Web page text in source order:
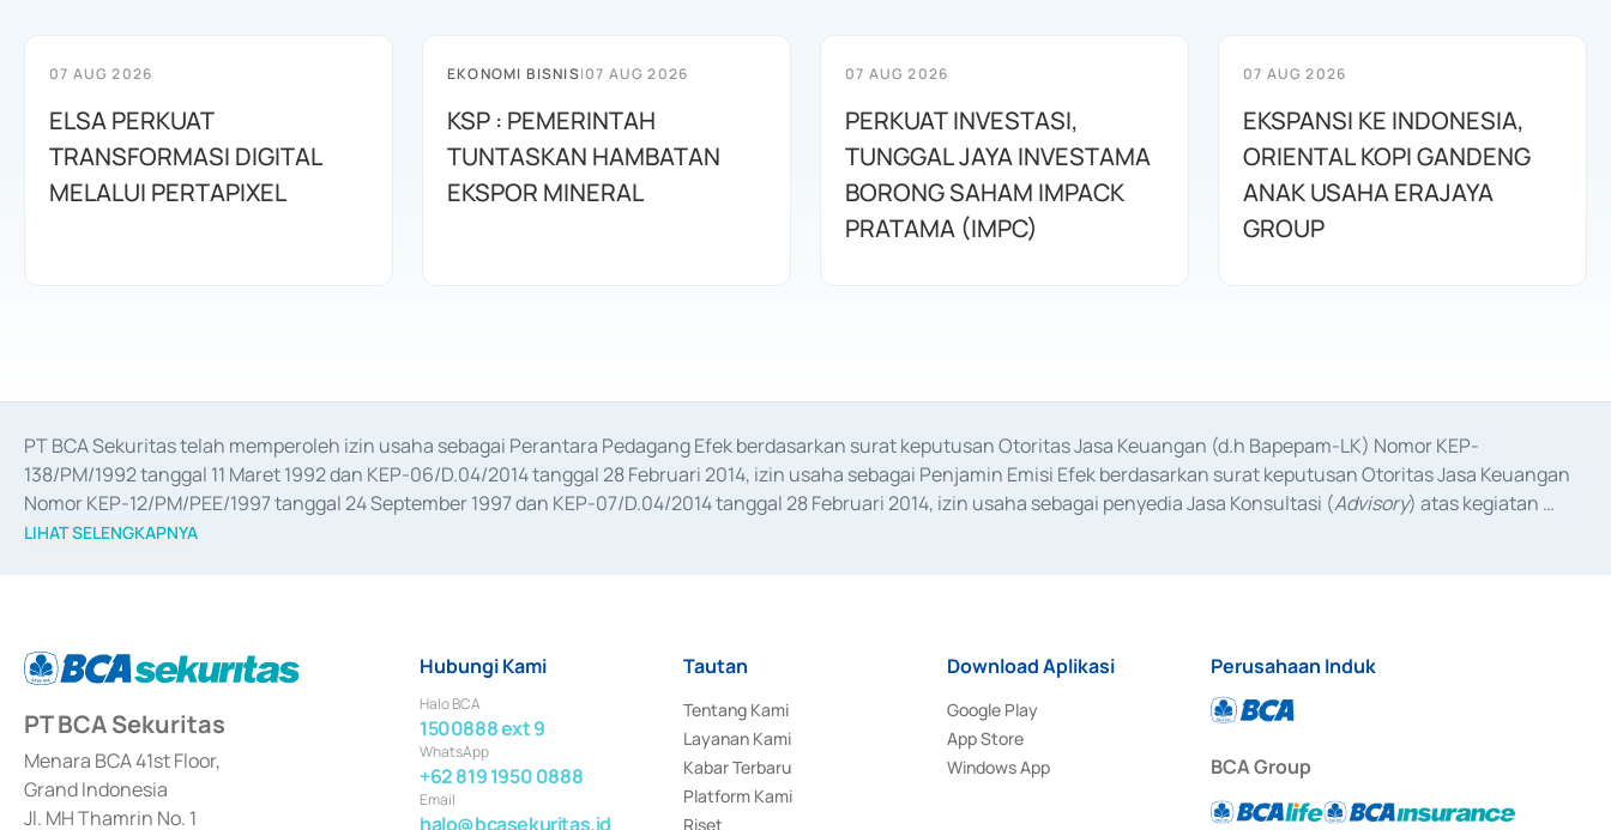
07 AUG 2026
ELSA PERKUAT
TRANSFORMASI DIGITAL
MELALUI PERTAPIXEL
EKONOMI BISNIS|07 AUG 2026
KSP : PEMERINTAH
TUNTASKAN HAMBATAN
EKSPOR MINERAL
07 AUG 2026
PERKUAT INVESTASI,
TUNGGAL JAYA INVESTAMA
BORONG SAHAM IMPACK
PRATAMA (IMPC)
07 AUG 2026
EKSPANSI KE INDONESIA,
ORIENTAL KOPI GANDENG
ANAK USAHA ERAJAYA
GROUP
PT BCA Sekuritas telah memperoleh izin usaha sebagai Perantara Pedagang Efek berdasarkan surat keputusan Otoritas Jasa Keuangan (d.h Bapepam-LK) Nomor KEP-
138/PM/1992 tanggal 11 Maret 1992 dan KEP-06/D.04/2014 tanggal 28 Februari 2014, izin usaha sebagai Penjamin Emisi Efek berdasarkan surat keputusan Otoritas Jasa Keuangan
Nomor KEP-12/PM/PEE/1997 tanggal 24 September 1997 dan KEP-07/D.04/2014 tanggal 28 Februari 2014, izin usaha sebagai penyedia Jasa Konsultasi (Advisory) atas kegiatan
merger, akuisisi, divestasi, dan
LIHAT SELENGKAPNYA
PT BCA Sekuritas
Menara BCA 41st Floor,
Grand Indonesia
Jl. MH Thamrin No. 1
Hubungi Kami
Halo BCA
1500888 ext 9
WhatsApp
+62 819 1950 0888
Email
halo@bcasekuritas.id
Tautan
Tentang Kami
Layanan Kami
Kabar Terbaru
Platform Kami
Riset
Download Aplikasi
Google Play
App Store
Windows App
Perusahaan Induk
BCA Group